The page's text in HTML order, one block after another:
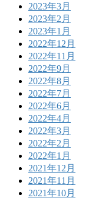
2023年3月
2023年2月
2023年1月
2022年12月
2022年11月
2022年9月
2022年8月
2022年7月
2022年6月
2022年4月
2022年3月
2022年2月
2022年1月
2021年12月
2021年11月
2021年10月